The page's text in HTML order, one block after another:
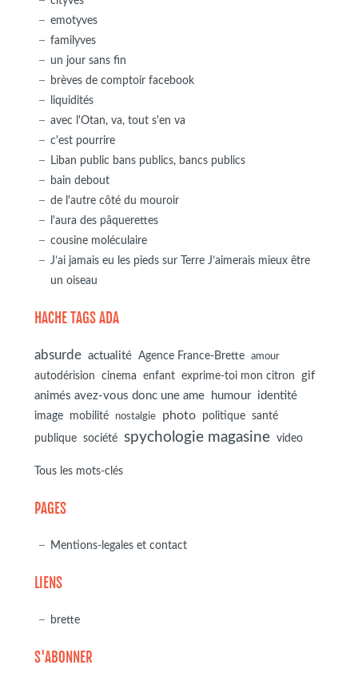
emotyves
familyves
un jour sans fin
brèves de comptoir facebook
liquidités
avec l'Otan, va, tout s'en va
c'est pourrire
Liban public bans publics, bancs publics
bain debout
de l'autre côté du mouroir
l'aura des pâquerettes
cousine moléculaire
J’ai jamais eu les pieds sur Terre J’aimerais mieux être
un oiseau
HACHE TAGS ADA
absurde actualité Agence France-Brette amour
autodérision cinema enfant exprime-toi mon citron
gif
animés avez-vous donc une ame
humour identité
image mobilité nostalgie photo politique
santé
publique
société spychologie magasine video
Tous les mots-clés
PAGES
Mentions-legales et contact
LIENS
brette
S'ABONNER